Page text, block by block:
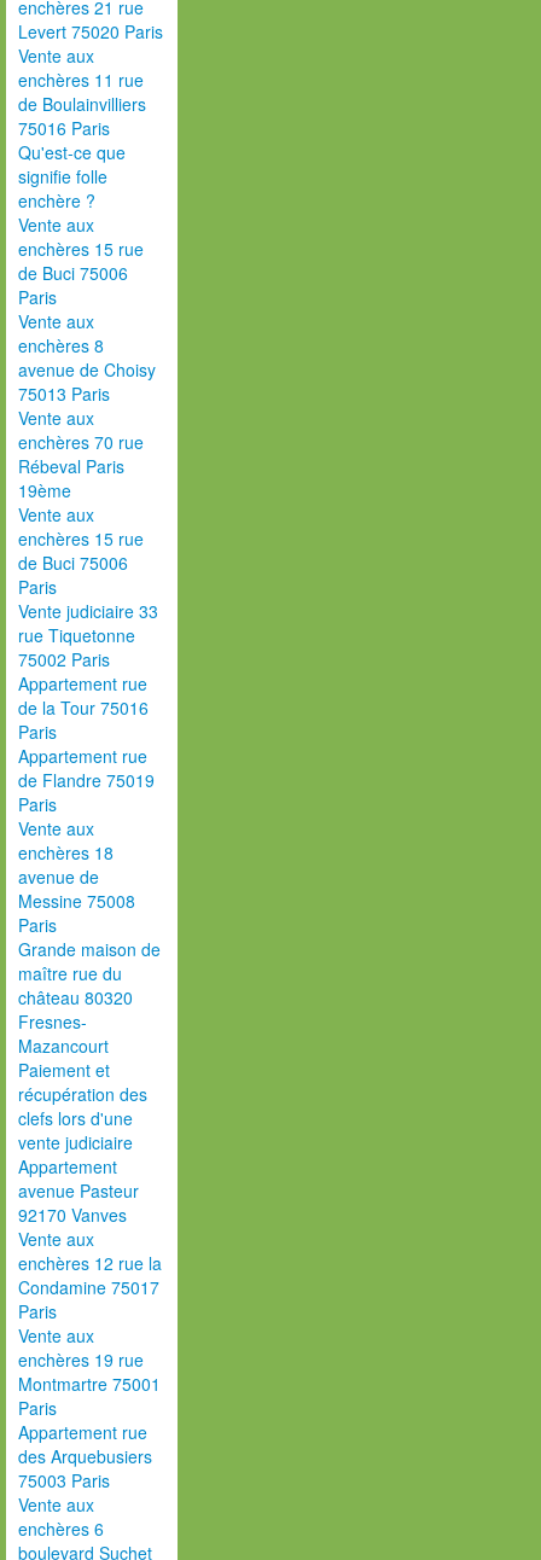
enchères 21 rue
Levert 75020 Paris
Vente aux
enchères 11 rue
de Boulainvilliers
75016 Paris
Qu'est-ce que
signifie folle
enchère ?
Vente aux
enchères 15 rue
de Buci 75006
Paris
Vente aux
enchères 8
avenue de Choisy
75013 Paris
Vente aux
enchères 70 rue
Rébeval Paris
19ème
Vente aux
enchères 15 rue
de Buci 75006
Paris
Vente judiciaire 33
rue Tiquetonne
75002 Paris
Appartement rue
de la Tour 75016
Paris
Appartement rue
de Flandre 75019
Paris
Vente aux
enchères 18
avenue de
Messine 75008
Paris
Grande maison de
maître rue du
château 80320
Fresnes-
Mazancourt
Paiement et
récupération des
clefs lors d'une
vente judiciaire
Appartement
avenue Pasteur
92170 Vanves
Vente aux
enchères 12 rue la
Condamine 75017
Paris
Vente aux
enchères 19 rue
Montmartre 75001
Paris
Appartement rue
des Arquebusiers
75003 Paris
Vente aux
enchères 6
boulevard Suchet